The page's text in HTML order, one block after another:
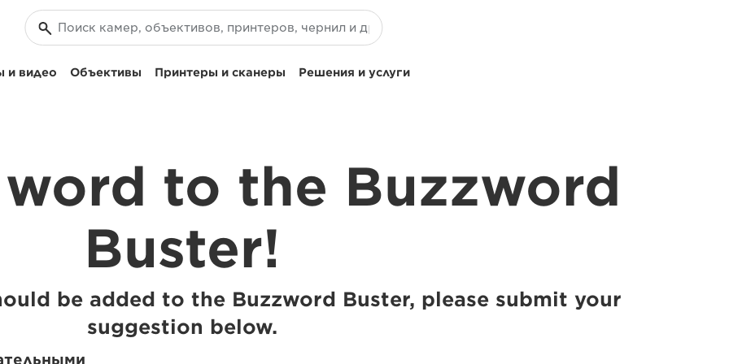
и видео Объективы Принтеры и сканеры Решения и услуги
to the Buzzword
Buster!
be added to the Buzzword Buster, please submit your
suggestion below.